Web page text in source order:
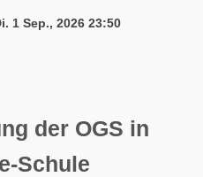
1 Sep., 2026 23:50
der OGS in
Schule